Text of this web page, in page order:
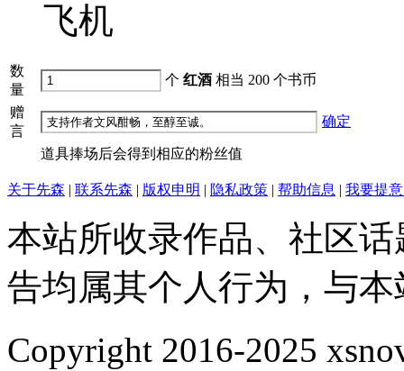
飞机
数
量
个 红酒 相当 200 个书币
赠
言
确定
道具捧场后会得到相应的粉丝值
关于先森 | 联系先森 | 版权申明 | 隐私政策 | 帮助信息 | 我要提
本站所收录作品、社区
告均属其个人行为，与
Copyright 2016-2025